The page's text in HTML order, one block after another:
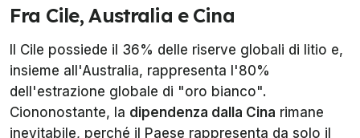
Fra Cile, Australia e Cina
Il Cile possiede il 36% delle riserve globali di litio e,
insieme all'Australia, rappresenta l'80%
dell'estrazione globale di "oro bianco".
Ciononostante, la dipendenza dalla Cina rimane
inevitabile, perché il Paese rappresenta da solo il